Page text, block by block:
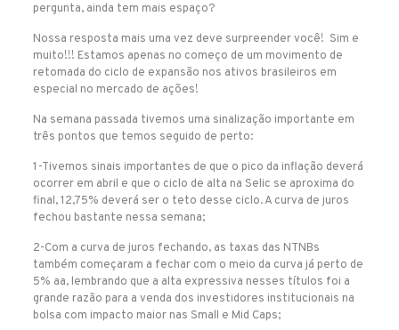
pergunta, ainda tem mais espaço?
Nossa resposta mais uma vez deve surpreender você! Sim e
muito!!! Estamos apenas no começo de um movimento de
retomada do ciclo de expansão nos ativos brasileiros em
especial no mercado de ações!
Na semana passada tivemos uma sinalização importante em
três pontos que temos seguido de perto:
1-Tivemos sinais importantes de que o pico da inflação deverá
ocorrer em abril e que o ciclo de alta na Selic se aproxima do
final, 12,75% deverá ser o teto desse ciclo. A curva de juros
fechou bastante nessa semana;
2-Com a curva de juros fechando, as taxas das NTNBs
também começaram a fechar com o meio da curva já perto de
5% aa, lembrando que a alta expressiva nesses títulos foi a
grande razão para a venda dos investidores institucionais na
bolsa com impacto maior nas Small e Mid Caps;